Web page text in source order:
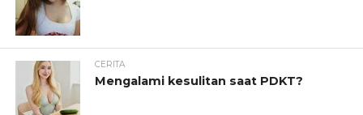
CERITA
Mengalami kesulitan saat PDKT?